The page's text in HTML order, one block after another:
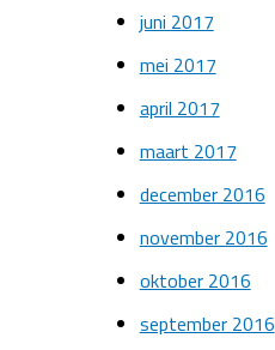
juni 2017
mei 2017
april 2017
maart 2017
december 2016
november 2016
oktober 2016
september 2016